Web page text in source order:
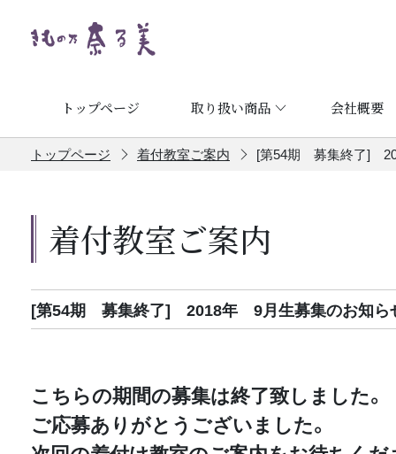
トップページ 取り扱い商品 会社概要
トップページ 着付教室ご案内 [第54期 募集終了]
着付教室ご案内
[第54期 募集終了] 2018年 9月生募集のお知ら
こちらの期間の募集は終了致しました。
ご応募ありがとうございました。